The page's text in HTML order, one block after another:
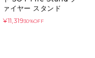
ァイヤー スタンド
¥11,31930%OFF